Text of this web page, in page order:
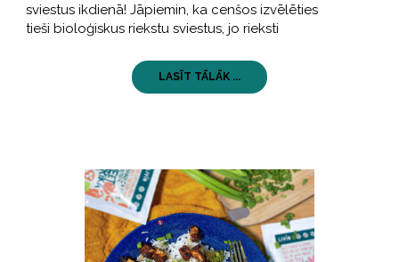
sviestus ikdienā! Jāpiemin, ka cenšos izvēlēties
tieši bioloģiskus riekstu sviestus, jo rieksti
LASĪT TĀLĀK ...